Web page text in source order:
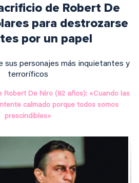
de Robert De
para destrozarse
por un papel
sus personajes más inquietantes y
terroríficos
Robert De Niro (82 años): «Cuando las
calmado porque todos somos
prescindibles»